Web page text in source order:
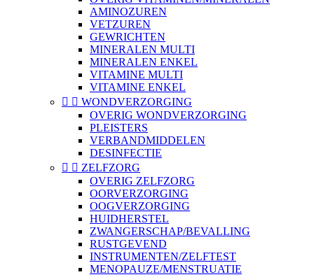
AMINOZUREN
VETZUREN
GEWRICHTEN
MINERALEN MULTI
MINERALEN ENKEL
VITAMINE MULTI
VITAMINE ENKEL
  WONDVERZORGING
OVERIG WONDVERZORGING
PLEISTERS
VERBANDMIDDELEN
DESINFECTIE
  ZELFZORG
OVERIG ZELFZORG
OORVERZORGING
OOGVERZORGING
HUIDHERSTEL
ZWANGERSCHAP/BEVALLING
RUSTGEVEND
INSTRUMENTEN/ZELFTEST
MENOPAUZE/MENSTRUATIE